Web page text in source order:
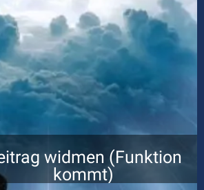
widmen (Funktion
kommt)